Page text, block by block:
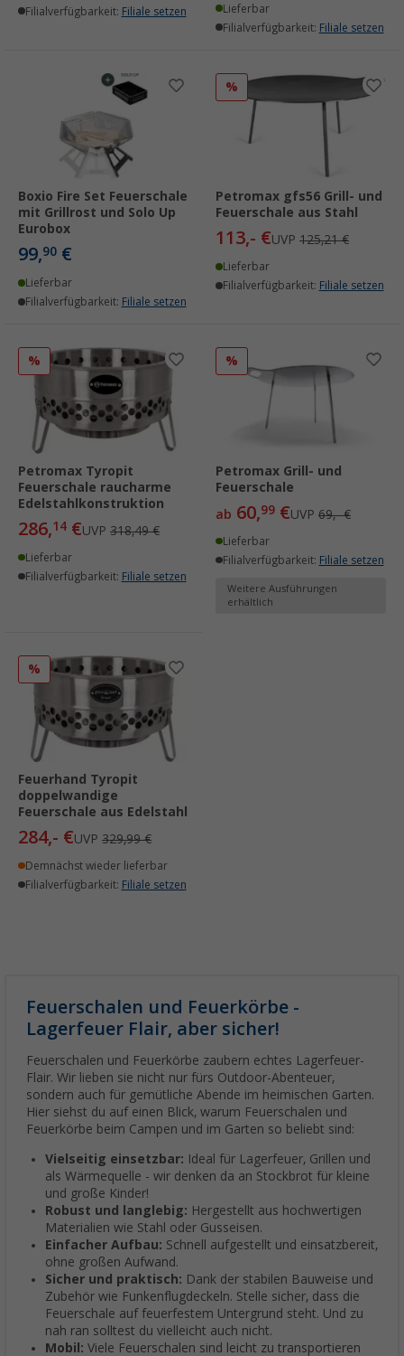
Filialverfügbarkeit: Filiale setzen
Lieferbar
Filialverfügbarkeit: Filiale setzen
Boxio Fire Set Feuerschale
mit Grillrost und Solo Up
Eurobox
99,90 €
Lieferbar
Filialverfügbarkeit: Filiale setzen
%
Petromax gfs56 Grill- und
Feuerschale aus Stahl
113,- €UVP 125,21 €
Lieferbar
Filialverfügbarkeit: Filiale setzen
%
Petromax Tyropit
Feuerschale raucharme
Edelstahlkonstruktion
286,14 €UVP 318,49 €
Lieferbar
Filialverfügbarkeit: Filiale setzen
%
Petromax Grill- und
Feuerschale
ab 60,99 €UVP 69,- €
Lieferbar
Filialverfügbarkeit: Filiale setzen
Weitere Ausführungen
erhältlich
%
Feuerhand Tyropit
doppelwandige
Feuerschale aus Edelstahl
284,- €UVP 329,99 €
Demnächst wieder lieferbar
Filialverfügbarkeit: Filiale setzen
Feuerschalen und Feuerkörbe -
Lagerfeuer Flair, aber sicher!
Feuerschalen und Feuerkörbe zaubern echtes Lagerfeuer-
Flair. Wir lieben sie nicht nur fürs Outdoor-Abenteuer,
sondern auch für gemütliche Abende im heimischen Garten.
Hier siehst du auf einen Blick, warum Feuerschalen und
Feuerkörbe beim Campen und im Garten so beliebt sind:
Vielseitig einsetzbar: Ideal für Lagerfeuer, Grillen und
als Wärmequelle - wir denken da an Stockbrot für kleine
und große Kinder!
Robust und langlebig: Hergestellt aus hochwertigen
Materialien wie Stahl oder Gusseisen.
Einfacher Aufbau: Schnell aufgestellt und einsatzbereit,
ohne großen Aufwand.
Sicher und praktisch: Dank der stabilen Bauweise und
Zubehör wie Funkenflugdeckeln. Stelle sicher, dass die
Feuerschale auf feuerfestem Untergrund steht. Und zu
nah ran solltest du vielleicht auch nicht.
Mobil: Viele Feuerschalen sind leicht zu transportieren